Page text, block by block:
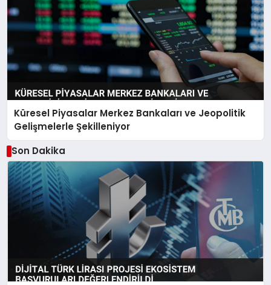
Küresel Piyasalar Merkez Bankaları ve Jeopolitik
Gelişmelerle Şekilleniyor
Son Dakika